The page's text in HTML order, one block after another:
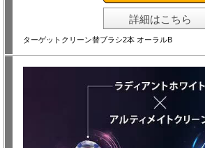
詳細はこちら
ターゲットクリーン替ブラシ2本 オーラルB